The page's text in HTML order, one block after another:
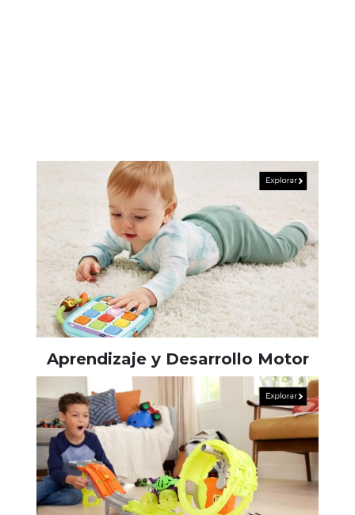
Aprendizaje y Desarrollo Motor